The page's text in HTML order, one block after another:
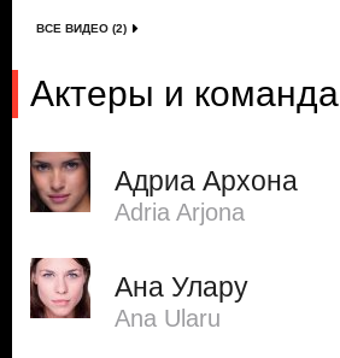
ВСЕ ВИДЕО (2)
Актеры и команда
Адриа Архона
Adria Arjona
Ана Улару
Ana Ularu